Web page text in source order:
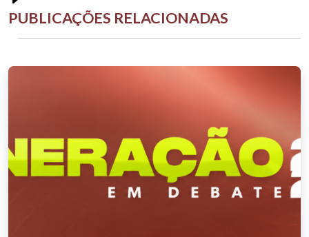
PUBLICAÇÕES RELACIONADAS